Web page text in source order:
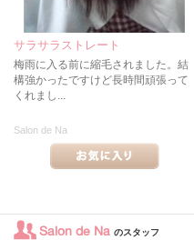
サラサラストレート
梅雨に入る前に縮毛されました。結
構強かったですけど長時間頑張って
くれまし...
Salon de Na
Salon de Na のスタッフ